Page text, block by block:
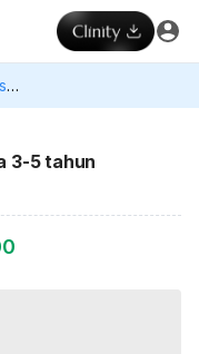
Kids - Wellness MCU usia 3-5 tahun
3-5 tahun